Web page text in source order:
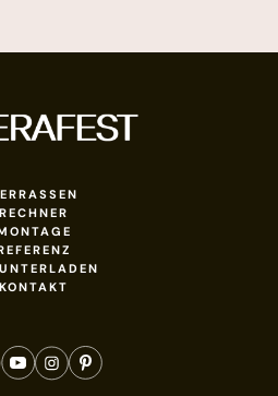
RECHNER
KONTAKT